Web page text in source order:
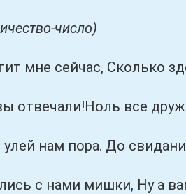
число)
сейчас, Сколько
все
нам пора. До
с нами мишки, Ну а